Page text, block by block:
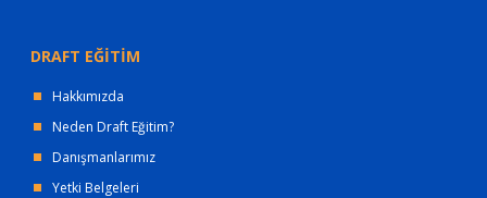
DRAFT EĞİTİM
Hakkımızda
Neden Draft Eğitim?
Danışmanlarımız
Yetki Belgeleri